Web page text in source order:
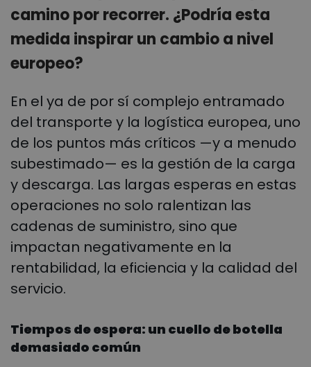
camino por recorrer. ¿Podría esta
medida inspirar un cambio a nivel
europeo?
En el ya de por sí complejo entramado
del transporte y la logística europea, uno
de los puntos más críticos —y a menudo
subestimado— es la gestión de la carga
y descarga. Las largas esperas en estas
operaciones no solo ralentizan las
cadenas de suministro, sino que
impactan negativamente en la
rentabilidad, la eficiencia y la calidad del
servicio.
Tiempos de espera: un cuello de botella
demasiado común